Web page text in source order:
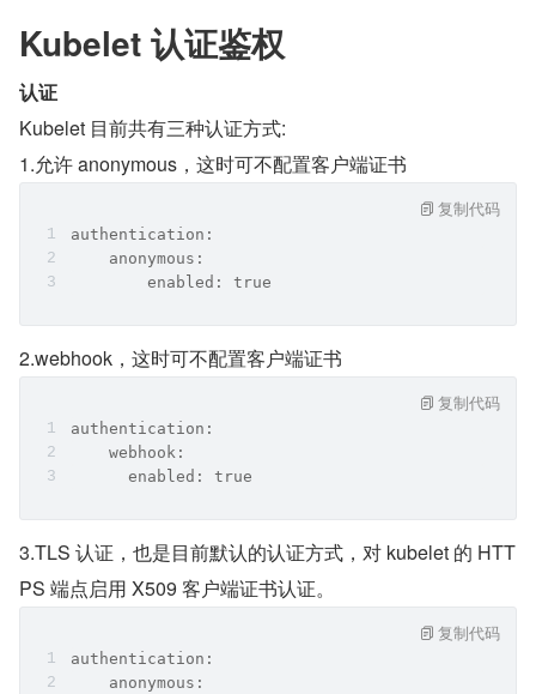
Kubelet 认证鉴权
认证
Kubelet 目前共有三种认证方式:
1.允许 anonymous，这时可不配置客户端证书
authentication:
    anonymous:
        enabled: true
复制代码
2.webhook，这时可不配置客户端证书
authentication:
    webhook:
      enabled: true
复制代码
3.TLS 认证，也是目前默认的认证方式，对 kubelet 的 HTT
PS 端点启用 X509 客户端证书认证。
authentication:
    anonymous:
复制代码